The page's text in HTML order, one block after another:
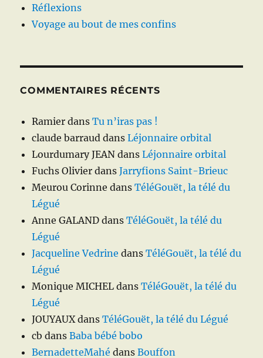
Réflexions
Voyage au bout de mes confins
COMMENTAIRES RÉCENTS
Ramier dansTu n’iras pas !
claude barraud dansLéjonnaire orbital
Lourdumary JEAN dansLéjonnaire orbital
Fuchs Olivier dansJarryfions Saint-Brieuc
Meurou Corinne dansTéléGouët, la télé du
Légué
Anne GALAND dansTéléGouët, la télé du
Légué
Jacqueline Vedrine dansTéléGouët, la télé du
Légué
Monique MICHEL dansTéléGouët, la télé du
Légué
JOUYAUXdansTéléGouët, la télé du Légué
cb dansBaba bébé bobo
BernadetteMahé dansBouffon